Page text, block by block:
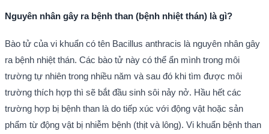
Nguyên nhân gây ra bệnh than (bệnh nhiệt thán) là gì?
Bào tử của vi khuẩn có tên Bacillus anthracis là nguyên nhân gây
ra bệnh nhiệt thán. Các bào tử này có thể ẩn mình trong môi
trường tự nhiên trong nhiều năm và sau đó khi tìm được môi
trường thích hợp thì sẽ bắt đầu sinh sôi nảy nở. Hầu hết các
trường hợp bị bệnh than là do tiếp xúc với động vật hoặc sản
phẩm từ động vật bị nhiễm bệnh (thịt và lông). Vi khuẩn bệnh than